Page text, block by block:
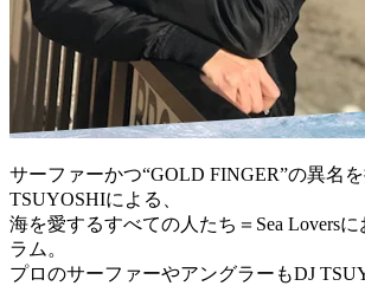
サーファーかつ“GOLD FINGER”の異名
TSUYOSHIによる、
海を愛するすべての人たち＝Sea Lovers
ラム。
プロのサーファーやアングラーもDJ